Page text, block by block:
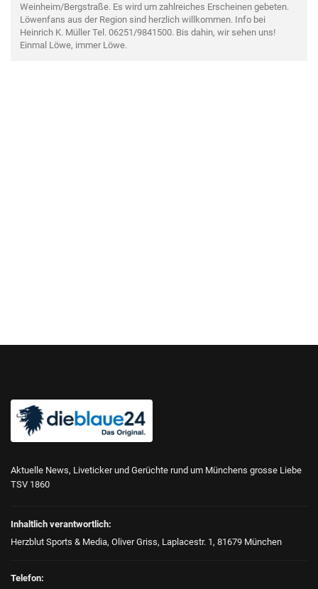
Weinheim/Bergstraße. Es wird um zahlreiches Erscheinen gebeten.
Löwenfans aus der Region sind herzlich willkommen. Info bei
Heinrich K. Müller Tel. 06251/9841500. Bis dahin, wir sehen uns!
Einmal Löwe, immer Löwe.
Aktuelle News, Liveticker und Gerüchte rund um Münchens grosse Liebe
TSV 1860
Inhaltlich verantwortlich:
Herzblut Sports & Media, Oliver Griss, Laplacestr. 1, 81679 München
Telefon: